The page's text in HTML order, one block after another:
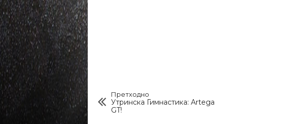
Претходно
Утринска Гимнастика: Artega
GT!